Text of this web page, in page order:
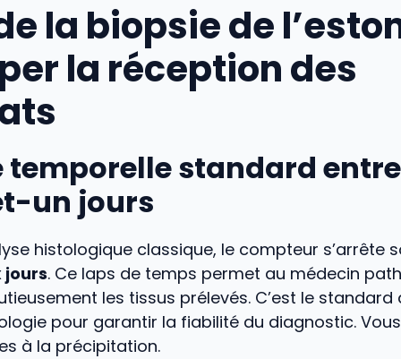
la biopsie de
la réception des
temporelle standard
un jours
histologique classique, le compteur s’arrête
jours. Ce laps de temps permet au médecin
les tissus prélevés. C’est le standard
pour garantir la fiabilité du diagnostic.
à la précipitation.